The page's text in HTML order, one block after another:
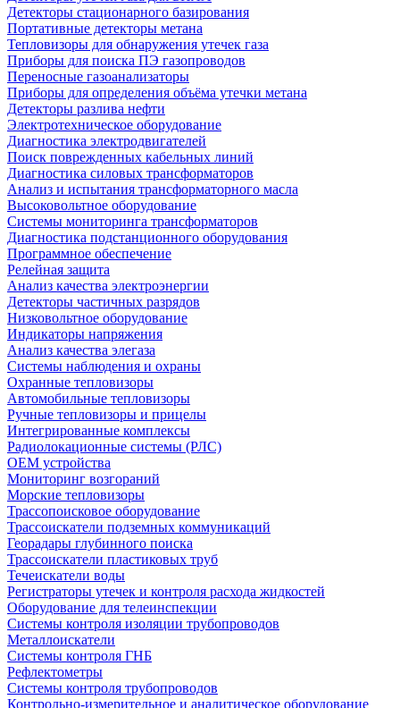
Детекторы стационарного базирования
Портативные детекторы метана
Тепловизоры для обнаружения утечек газа
Приборы для поиска ПЭ газопроводов
Переносные газоанализаторы
Приборы для определения объёма утечки метана
Детекторы разлива нефти
Электротехническое оборудование
Диагностика электродвигателей
Поиск поврежденных кабельных линий
Диагностика силовых трансформаторов
Анализ и испытания трансформаторного масла
Высоковольтное оборудование
Системы мониторинга трансформаторов
Диагностика подстанционного оборудования
Программное обеспечение
Релейная защита
Анализ качества электроэнергии
Детекторы частичных разрядов
Низковольтное оборудование
Индикаторы напряжения
Анализ качества элегаза
Системы наблюдения и охраны
Охранные тепловизоры
Автомобильные тепловизоры
Ручные тепловизоры и прицелы
Интегрированные комплексы
Радиолокационные системы (РЛС)
OEM устройства
Мониторинг возгораний
Морские тепловизоры
Трассопоисковое оборудование
Трассоискатели подземных коммуникаций
Георадары глубинного поиска
Трассоискатели пластиковых труб
Течеискатели воды
Регистраторы утечек и контроля расхода жидкостей
Оборудование для телеинспекции
Cистемы контроля изоляции трубопроводов
Металлоискатели
Системы контроля ГНБ
Рефлектометры
Системы контроля трубопроводов
Контрольно-измерительное и аналитическое оборудование